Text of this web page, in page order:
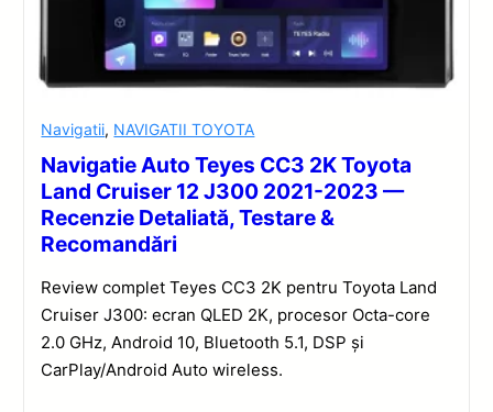
Navigatii, NAVIGATII TOYOTA
Navigatie Auto Teyes CC3 2K Toyota
Land Cruiser 12 J300 2021-2023 —
Recenzie Detaliată, Testare &
Recomandări
Review complet Teyes CC3 2K pentru Toyota Land
Cruiser J300: ecran QLED 2K, procesor Octa-core
2.0 GHz, Android 10, Bluetooth 5.1, DSP și
CarPlay/Android Auto wireless.